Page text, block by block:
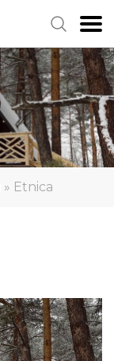
» Etnica